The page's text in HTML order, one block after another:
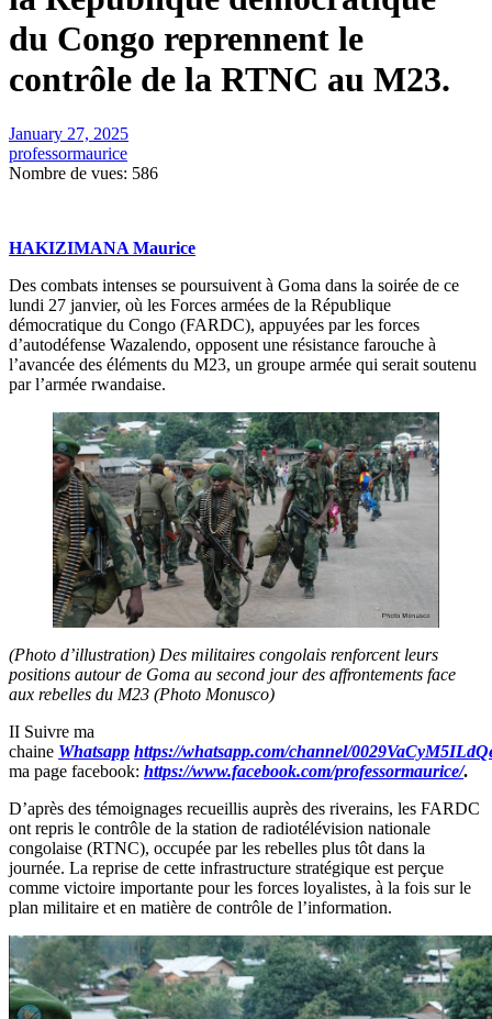
du Congo reprennent le
contrôle de la RTNC au M23.
January 27, 2025
professormaurice
Nombre de vues: 586
HAKIZIMANA Maurice
Des combats intenses se poursuivent à Goma dans la soirée de ce
lundi 27 janvier, où les Forces armées de la République
démocratique du Congo (FARDC), appuyées par les forces
d’autodéfense Wazalendo, opposent une résistance farouche à
l’avancée des éléments du M23, un groupe armée qui serait soutenu
par l’armée rwandaise.
(Photo d’illustration) Des militaires congolais renforcent leurs
positions autour de Goma au second jour des affrontements face
aux rebelles du M23 (Photo Monusco)
II Suivre ma
chaine Whatsapp https://whatsapp.com/channel/
ma page facebook: https://www.facebook.com/professormaurice/.
D’après des témoignages recueillis auprès des riverains, les FARDC
ont repris le contrôle de la station de radiotélévision nationale
congolaise (RTNC), occupée par les rebelles plus tôt dans la
journée. La reprise de cette infrastructure stratégique est perçue
comme victoire importante pour les forces loyalistes, à la fois sur le
plan militaire et en matière de contrôle de l’information.